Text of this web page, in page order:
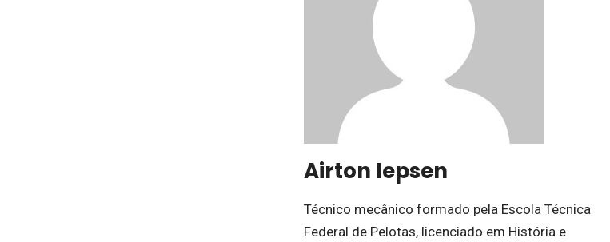
Airton Iepsen
Técnico mecânico formado pela Escola Técnica
Federal de Pelotas, licenciado em História e